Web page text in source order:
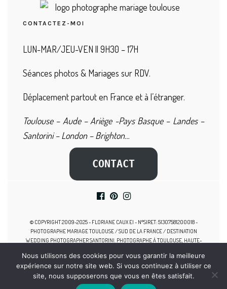
CONTACTEZ-MOI
LUN-MAR/JEU-VEN || 9H30 – 17H
Séances photos & Mariages sur RDV.
Déplacement partout en France et à l’étranger.
Toulouse – Aude – Ariège -Pays Basque – Landes –
Santorini – London – Brighton…
CONTACT
© COPYRIGHT 2009-2025 - FLORIANE CAUX EI - N°SIRET: 51307581200018 -
PHOTOGRAPHE MARIAGE TOULOUSE / SUD DE LA FRANCE / DESTINATION
WEDDING PHOTOGRAPHER SANTORINI. PHOTOGRAPHE À TOULOUSE, HAUTE-
GROSSESSE TOULOUSE, SEANCE PHOTO NAISSANCE, PHOTOGRAPHE FAMILLE
TOULOUSE, PHOTOGRAPHE NOUVEAU-NE TOULOUSE.
Conditions Générales de Vente-Politique de Confidentialité
Nous utilisons des cookies pour vous garantir la meilleure
expérience sur notre site web. Si vous continuez à utiliser ce
site, nous supposerons que vous en êtes satisfait.